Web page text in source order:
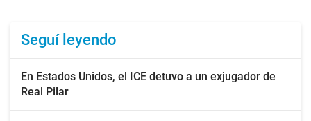
Seguí leyendo
En Estados Unidos, el ICE detuvo a un exjugador de
Real Pilar